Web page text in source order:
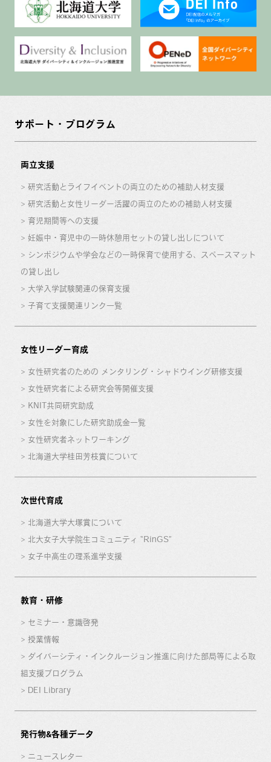
サポート・プログラム
両立支援
研究活動とライフイベントの両立のための補助人材支援
研究活動と女性リーダー活躍の両立のための補助人材支援
育児期間等への支援
妊娠中・育児中の一時休憩用セットの貸し出しについて
シンポジウムや学会などの一時保育で使用する、スペースマット
の貸し出し
大学入学試験関連の保育支援
子育て支援関連リンク一覧
女性リーダー育成
女性研究者のための メンタリング・シャドウイング研修支援
女性研究者による研究会等開催支援
KNIT共同研究助成
女性を対象にした研究助成金一覧
女性研究者ネットワーキング
北海道大学桂田芳枝賞について
次世代育成
北海道大学大塚賞について
北大女子大学院生コミュニティ “RinGS”
女子中高生の理系進学支援
教育・研修
セミナー・意識啓発
授業情報
ダイバーシティ・インクルージョン推進に向けた部局等による取
組支援プログラム
DEI Library
発行物&各種データ
ニュースレター